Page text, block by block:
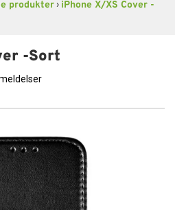
produkter› iPhone X/XS Cover -
-Sort